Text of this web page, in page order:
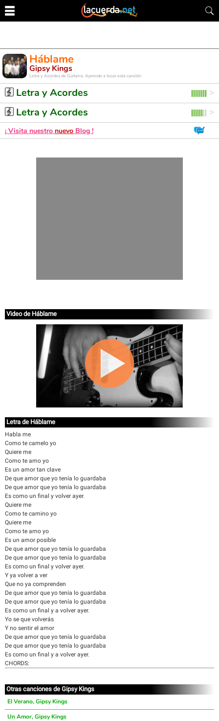
Háblame
Gipsy Kings
Letra y Acordes de Guitarra. Aprende a tocar esta canción
Letra y Acordes
Letra y Acordes
¡ Visita nuestro nuevo Blog !
Video de Háblame
Letra de Háblame
Habla me
Como te camelo yo
Quiere me
Como te amo yo
Es un amor tan clave
De que amor que yo tenía lo guardaba
De que amor que yo tenía lo guardaba
Es como un final y volver ayer.
Quiere me
Como te camino yo
Quiere me
Como te amo yo
Es un amor posible
De que amor que yo tenía lo guardaba
De que amor que yo tenía lo guardaba
Es como un final y volver ayer.
Y ya volver a ver
Que no ya comprenden
De que amor que yo tenía lo guardaba
De que amor que yo tenía lo guardaba
Es como un final y a volver ayer.
Yo se que volverás
Y no sentir el amor
De que amor que yo tenía lo guardaba
De que amor que yo tenía lo guardaba
Es como un final y a volver ayer.
CHORDS:
Otras canciones de Gipsy Kings
El Verano, Gipsy Kings
Un Amor, Gipsy Kings